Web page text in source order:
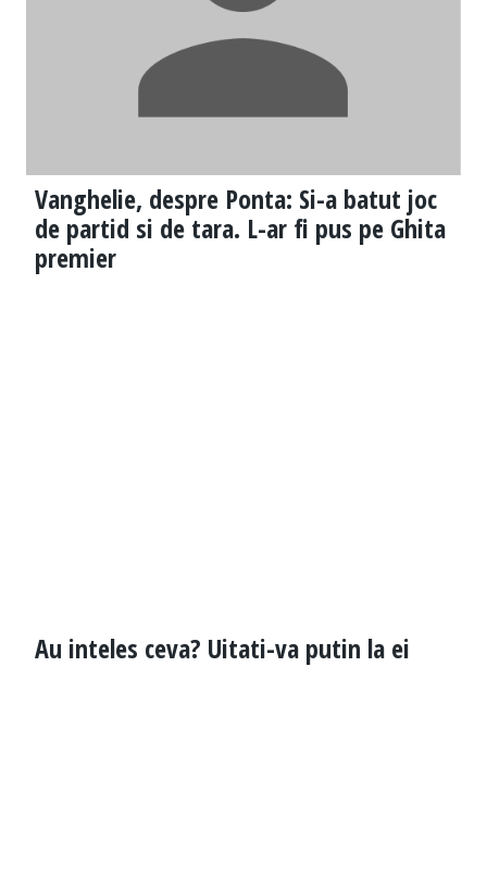
Vanghelie, despre Ponta: Si-a batut joc
de partid si de tara. L-ar fi pus pe Ghita
premier
Au inteles ceva? Uitati-va putin la ei